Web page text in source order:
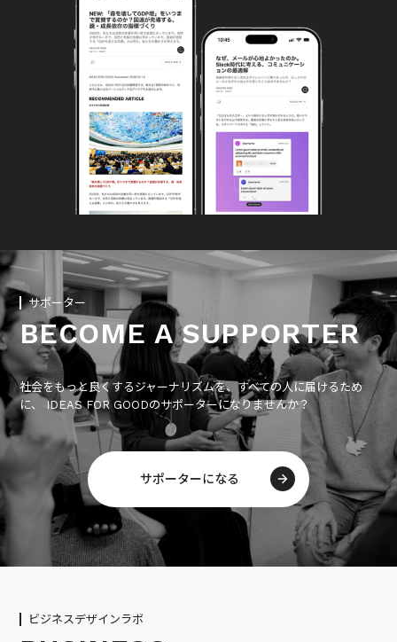
サポーター
BECOME A SUPPORTER
社会をもっと良くするジャーナリズムを、すべての人に届けるため
に、 IDEAS FOR GOODのサポーターになりませんか？
サポーターになる
ビジネスデザインラボ